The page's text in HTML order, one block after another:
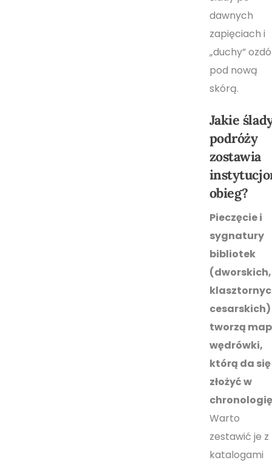
dawnych
zapięciach i
„duchy”
pod nową
skórą.
Jakie
podróży
zostawia
obieg?
Pieczęcie i
sygnatury
bibliotek
(dworskich,
cesarskich)
tworzą
wędrówki,
którą da się
złożyć w
Warto
zestawić je z
katalogami